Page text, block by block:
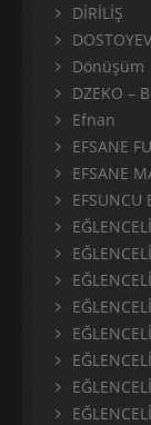
DİRİLİŞ
Dönüşüm
DZEKO –
Efnan
EFSANE
EFSANE
EFSUNCU